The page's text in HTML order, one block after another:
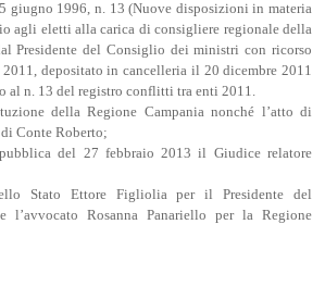
giugno 1996, n. 13 (Nuove disposizioni in materia
agli eletti alla carica di consigliere regionale della
Presidente del Consiglio dei ministri con ricorso
depositato in cancelleria il 20 dicembre 2011
al n. 13 del registro conflitti tra enti 2011.
della Regione Campania nonché l’atto di
Conte Roberto;
del 27 febbraio 2013 il Giudice relatore
Stato Ettore Figliolia per il Presidente del
Rosanna Panariello per la Regione